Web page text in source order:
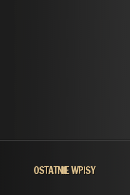
OSTATNIE WPISY